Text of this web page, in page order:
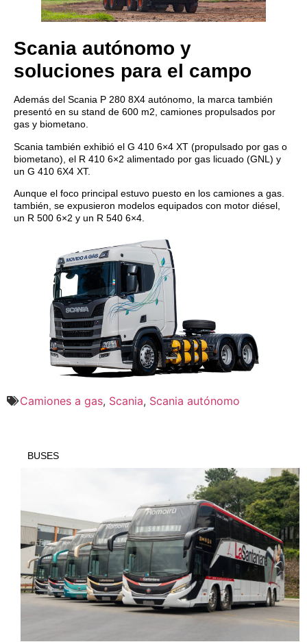
Scania autónomo y
soluciones para el campo
Además del Scania P 280 8X4 autónomo, la marca también
presentó en su stand de 600 m2, camiones propulsados ​​por
gas y biometano.
Scania también exhibió el G 410 6×4 XT (propulsado por gas o
biometano), el R 410 6×2 alimentado por gas licuado (GNL) y
un G 410 6X4 XT.
Aunque el foco principal estuvo puesto en los camiones a gas.
también, se expusieron modelos equipados con motor diésel,
un R 500 6×2 y un R 540 6×4.
Camiones a gas, Scania, Scania autónomo
BUSES